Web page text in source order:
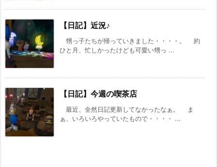
【日記】近況♪
甥っ子たちが帰っていきました・・・・。 約
ひと月、忙しかったけども可愛い甥っ ...
【日記】今週の喫茶店
最近、全然日記更新してなかったなぁ。 ま
ぁ、いろいろやっていたもので・・・・ ...